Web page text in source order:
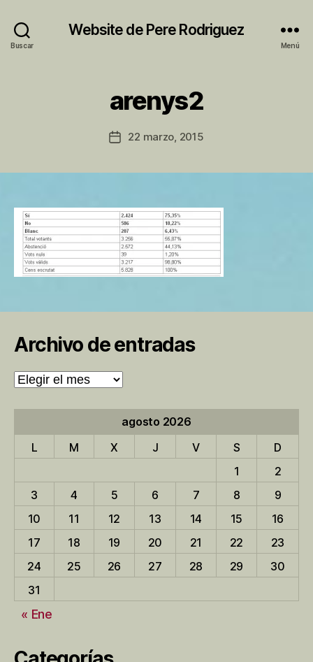
Buscar
Website de Pere Rodriguez
Menú
arenys2
Autor
de
entrada
o
r
e
e
Fecha22 marzo, 2015
Archivo de entradas
Archivo
de
entradas
agosto 2026
L
M X J V S
D
1
2
3
4 5 6 7 8
9
10
11 12 13 14 15
16
17
18 19 20 21 22
23
24
25 26 27 28 29
30
31
« Ene